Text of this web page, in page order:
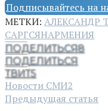
Подписывайтесь на
МЕТКИ: АЛЕКСАНДР
САРГСЯНАРМЕНИЯ
ПОДЕЛИТЬСЯ8
ПОДЕЛИТЬСЯ
ТВИТ5
Новости СМИ2
Предыдущая статья